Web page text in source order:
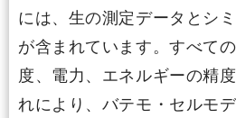
には、生の測定データとシ
が含まれています。すべて
度、電力、エネルギーの精
れにより、バテモ・セルモ